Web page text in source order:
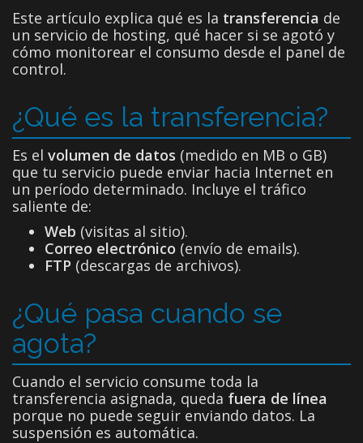
Este artículo explica qué es la transferencia de
un servicio de hosting, qué hacer si se agotó y
cómo monitorear el consumo desde el panel de
control.
¿Qué es la transferencia?
Es el volumen de datos (medido en MB o GB)
que tu servicio puede enviar hacia Internet en
un período determinado. Incluye el tráfico
saliente de:
Web (visitas al sitio).
Correo electrónico (envío de emails).
FTP (descargas de archivos).
¿Qué pasa cuando se
agota?
Cuando el servicio consume toda la
transferencia asignada, queda fuera de línea
porque no puede seguir enviando datos. La
suspensión es automática.